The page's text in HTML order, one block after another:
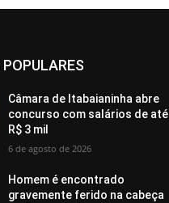
Câmara de Itabaianinha abre
concurso com salários de até
R$ 3 mil
6 de agosto de 2026
Homem é encontrado
gravemente ferido na cabeça